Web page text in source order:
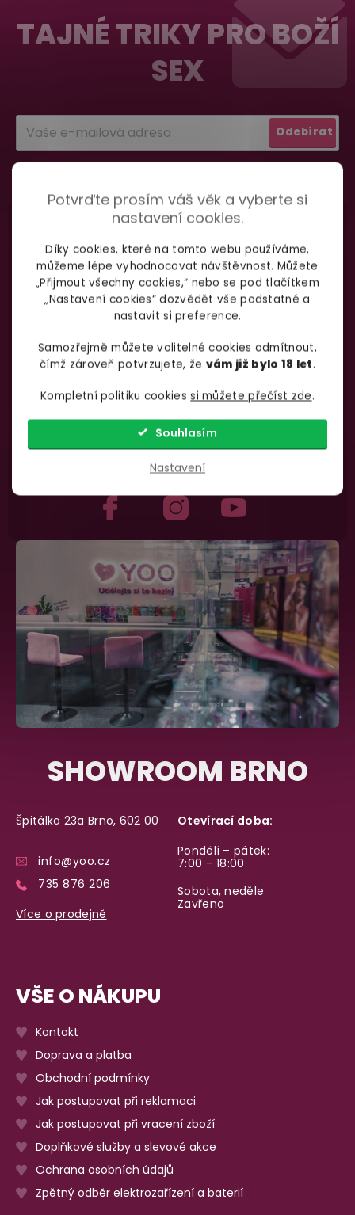
Potvrďte prosím váš věk a vyberte si
nastavení cookies.
Díky cookies, které na tomto webu používáme,
můžeme lépe vyhodnocovat návštěvnost. Můžete
„Přijmout všechny cookies,“ nebo se pod tlačítkem
„Nastavení cookies“ dozvědět vše podstatné a
nastavit si preference.
Samozřejmě můžete volitelné cookies odmítnout,
čímž zároveň potvrzujete, že vám již bylo 18 let.
Kompletní politiku cookiessi můžete přečíst zde.
Nastavení
Souhlasím
Dodání do 2. dne
Garance vrácení peněz
TAJNÉ TRIKY PRO BOŽÍ
SEX
Odebírat
info@yoo.cz
Napište nám kdykoliv
735 876 206
(Po-Pá 7.00-18.00)
Nevíte si rady s výběrem zboží?
SHOWROOM BRNO
Špitálka 23a Brno, 602 00
info@yoo.cz
735 876 206
Více o prodejně
Otevírací doba:
Pondělí – pátek:
7:00 – 18:00
Sobota, neděle
Zavřeno
VŠE O NÁKUPU
Kontakt
Doprava a platba
Obchodní podmínky
Jak postupovat při reklamaci
Jak postupovat při vracení zboží
Doplňkové služby a slevové akce
Ochrana osobních údajů
Zpětný odběr elektrozařízení a baterií